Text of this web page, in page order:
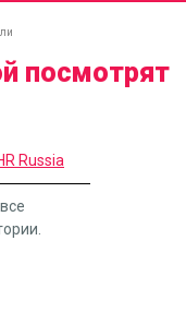
посмотрят
Russia